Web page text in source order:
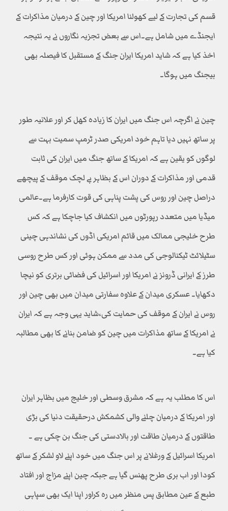
قسم کی تجارت کے لیے کھولنا امریکا اور چین کے درمیان مذاکرات کے
ایجنڈے میں شامل ہے۔اس سے بعض تجزیہ نگاروں نے یہ نتیجہ
اخذ کیا ہے کہ شاید امریکا ایران جنگ کے مستقبل کا فیصلہ بھی
بیجنگ میں ہوگا۔
چین نے اگرچہ اس جنگ میں ایران کا زیادہ کھل کر اور علانیہ طور
پر ساتھ نہیں دیا تاہم خود امریکی صدر ٹرمپ سمیت بہت سے
لوگوں کو یقین ہے کہ امریکا کے ساتھ جنگ میں ایران کی ثابت
قدمی اور مذاکرات کے دوران اس کے بظاہر بے لچک موقف کے پیچھے
دراصل چین اور روس کی پشت پناہی کی قوت کارفرما ہے۔عالمی
میڈیا میں متعدد رپورٹوں میں انکشاف کیا جاچکا ہے کہ کس
طرح خلیجی ممالک میں قائم امریکی اڈوں کی نشاندہی چینی
سٹیلائٹ ٹیکنالوجی کی مدد سے ممکن ہوئی اور کس طرح روسی
طرز کے ایرانی ڈرونز نے امریکا اور اسرائیل کی فضائی برتری کو نیچا
دکھایا۔ عسکری میدان کے علاوہ سفارتی میدان میں بھی چین اور
روس نے ایران کے موقف کی حمایت کی،شاید یہی وجہ ہے کہ ایران
نے امریکا کے ساتھ مذاکرات میں چین کو ضامن بنانے کا بھی مطالبہ
کیا ہے۔
اس کا مطلب یہ ہے کہ مشرق وسطی اور خلیج میں بظاہر ایران
اور امریکا کے درمیان چلنے والی کشمکش درحقیقت دنیا کی بڑی
طاقتوں کے درمیان طاقت اور بالادستی کی جنگ بن چکی ہے ۔
امریکا اسرائیل کے ورغلانے پر اس جنگ میں خود اپنے لاو لشکر کے ساتھ
کودا اور اب بری طرح پھنس گیا ہے جبکہ چین اپنے مزاج اور افتاد
طبع کے عین مطابق پس منظر میں رہ کراور اپنا ایک بھی سپاہی